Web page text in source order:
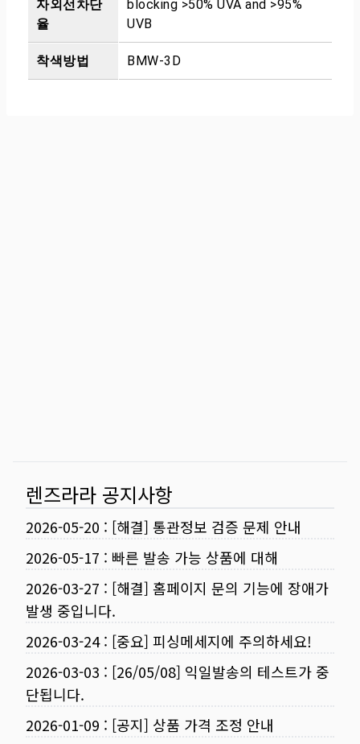
자외선차단
율
blocking >50% UVA and >95%
UVB
착색방법 BMW-3D
렌즈라라 공지사항
2026-05-20 : [해결] 통관정보 검증 문제 안내
2026-05-17 : 빠른 발송 가능 상품에 대해
2026-03-27 : [해결] 홈페이지 문의 기능에 장애가
발생 중입니다.
2026-03-24: [중요] 피싱메세지에 주의하세요!
2026-03-03 : [26/05/08] 익일발송의 테스트가 중
단됩니다.
2026-01-09 : [공지] 상품 가격 조정 안내